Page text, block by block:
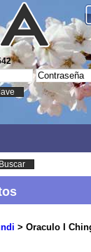
Buscar
> Oraculo I